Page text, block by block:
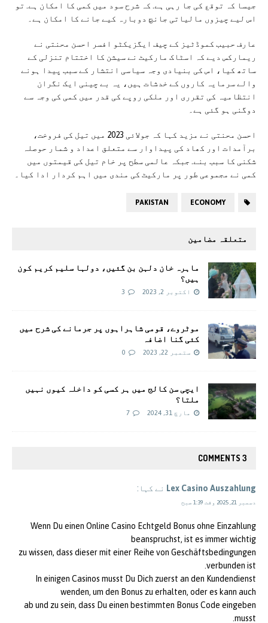
جیسا کہ توقع کی جا رہی ہے. کہ شرح سود میں کمی کا امکان ہے. تو
اس لیے چیزوں مالیاتی جانچ دوبارہ کیے جانے کا امکان ہے۔
عارف حبیب کموڈٹیز کے چیف ایگزیکٹو افسر احسن محنتی نے
ریمارکس دیے کہ اسٹاک مارکیٹ نے سیشن کا اختتام تنزلی کے
ساتھ کیا، اس کی بنیادی وجہ سیاسی انتشار کے سبب پیدا ہونے
والے سرمایہ کاروں کے خدشات ہیں، یہ بے چینی ایک نگران
انتظامیہ کی تقرری اور ملکی روپے کی قدر میں کمی کی وجہ سے
دوگنی ہو گئی ہے۔
احسن محنتی نے مزید کہا کہ جولائی 2023 میں تیل کی فروخت،
برآمدات اور کھاد کی پیداوار سے متعلق اعداد و شمار حوصلہ
شکنی کا سبب بنے. جبکہ عالمی سطح پر خام تیل کی قیمتوں میں
کمی نے مجموعی طور پر مارکیٹ کی مندی میں اہم کردار ادا کیا۔
ECONOMY
PAKISTAN
متعلقہ مضامین
ماہرہ خان دلہن بن گئیں، دولہا سلیم کریم کون
ہیں؟
اکتوبر 2, 2023 3
موٹروے، قومی شاہراہوں پر جرمانے کی شرح میں
کئی گنا اضافہ
ستمبر 22, 2023 0
ایچی سن کالج میں ہر کسی کو داخلہ کیوں نہیں
ملتا؟
مارچ 31, 2024 7
3 COMMENTS
Lex Casino Auszahlung نے کہا:
دسمبر 21, 2025 وقت 1:39 صبح
Wenn Du einen Online Casino Echtgeld Bonus ohne Einzahlung
beanspruchst, ist es immer wichtig
zu wissen, dass dieser mit einer Reihe von Geschäftsbedingungen
verbunden ist.
In einigen Casinos musst Du Dich zuerst an den Kundendienst
wenden, um den Bonus zu erhalten, oder es kann auch
ab und zu sein, dass Du einen bestimmten Bonus Code eingeben
musst.